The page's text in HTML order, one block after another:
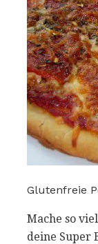
Glutenfreie
Mache so
deine Super